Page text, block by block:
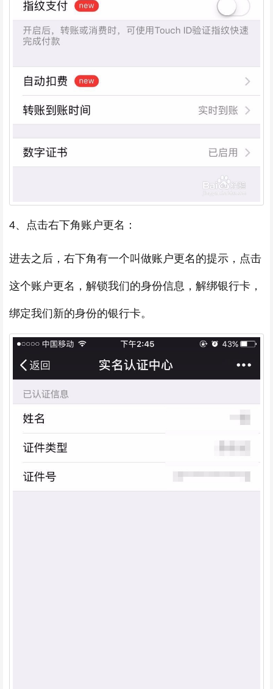
4、点击右下角账户更名：
进去之后，右下角有一个叫做账户更名的提示，点击
这个账户更名，解锁我们的身份信息，解绑银行卡，
绑定我们新的身份的银行卡。